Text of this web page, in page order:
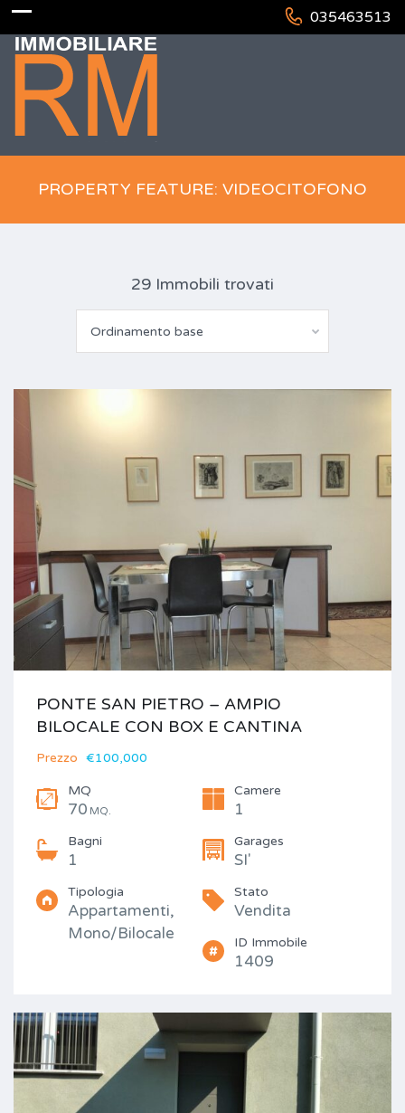
035463513
PROPERTY FEATURE: VIDEOCITOFONO
29 Immobili trovati
Ordinamento base
PONTE SAN PIETRO – AMPIO
BILOCALE CON BOX E CANTINA
Prezzo €100,000
MQ
70 MQ.
Camere
1
Bagni
1
Garages
SI'
Tipologia
Appartamenti,
Mono/Bilocale
Stato
Vendita
ID Immobile
1409